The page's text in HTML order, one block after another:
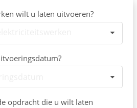
wilt u laten uitvoeren?
opdracht die u wilt laten